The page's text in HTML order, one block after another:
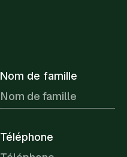
Nom de famille
Téléphone